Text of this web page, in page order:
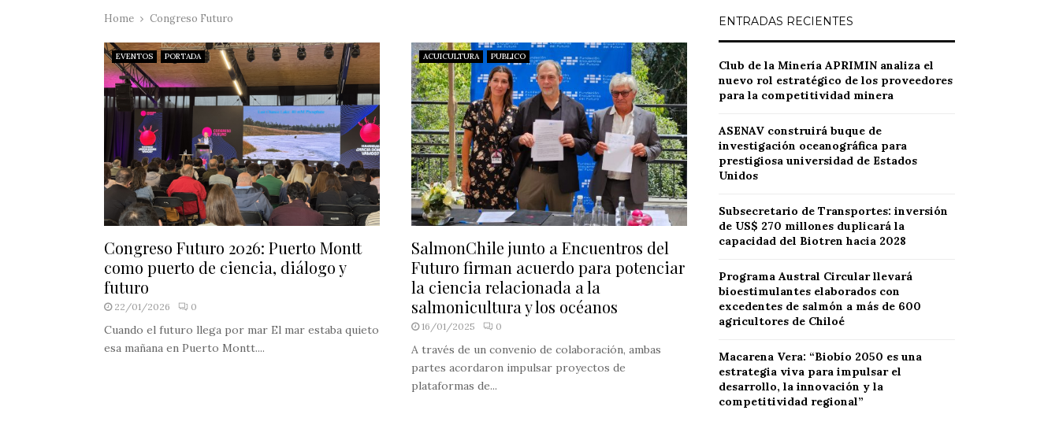
Home Congreso Futuro
EVENTOS PORTADA
Congreso Futuro 2026: Puerto Montt
como puerto de ciencia, diálogo y
futuro
22/01/2026 0
Cuando el futuro llega por mar El mar estaba quieto
esa mañana en Puerto Montt....
ACUICULTURA PUBLICO
SalmonChile junto a Encuentros del
Futuro firman acuerdo para potenciar
la ciencia relacionada a la
salmonicultura y los océanos
16/01/2025 0
A través de un convenio de colaboración, ambas
partes acordaron impulsar proyectos de
plataformas de...
ENTRADAS RECIENTES
Club de la Minería APRIMIN analiza el
nuevo rol estratégico de los proveedores
para la competitividad minera
ASENAV construirá buque de
investigación oceanográfica para
prestigiosa universidad de Estados
Unidos
Subsecretario de Transportes: inversión
de US$ 270 millones duplicará la
capacidad del Biotren hacia 2028
Programa Austral Circular llevará
bioestimulantes elaborados con
excedentes de salmón a más de 600
agricultores de Chiloé
Macarena Vera: “Biobío 2050 es una
estrategia viva para impulsar el
desarrollo, la innovación y la
competitividad regional”